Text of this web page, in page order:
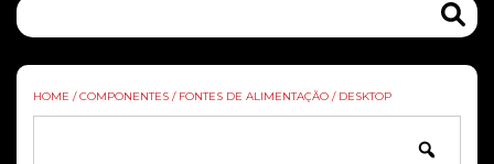
HOME / COMPONENTES / FONTES DE ALIMENTAÇÃO / DESKTOP